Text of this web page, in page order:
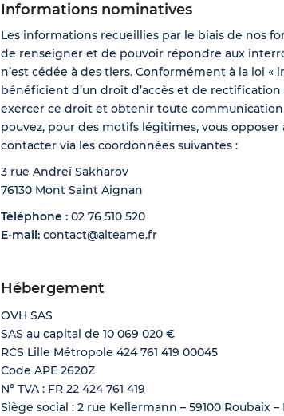
Informations nominatives
Les informations recueillies par le biais de nos
de renseigner et de pouvoir répondre aux
n’est cédée à des tiers. Conformément à la loi
bénéficient d’un droit d’accès et de
exercer ce droit et obtenir toute
pouvez, pour des motifs légitimes, vous
contacter via les coordonnées suivantes :
3 rue Andreï Sakharov
76130 Mont Saint Aignan
Téléphone : 02 76 510 520
E-mail: contact@alteame.fr
Hébergement
OVH SAS
SAS au capital de 10 069 020 €
RCS Lille Métropole 424 761 419 00045
Code APE 2620Z
N° TVA : FR 22 424 761 419
Siège social : 2 rue Kellermann – 59100 Roubaix –